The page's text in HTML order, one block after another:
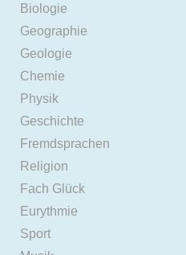
Biologie
Geographie
Geologie
Chemie
Physik
Geschichte
Fremdsprachen
Religion
Fach Glück
Eurythmie
Sport